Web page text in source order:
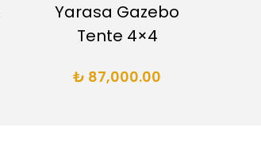
Yarasa Gazebo
Tente 4×4
₺ 87,000.00